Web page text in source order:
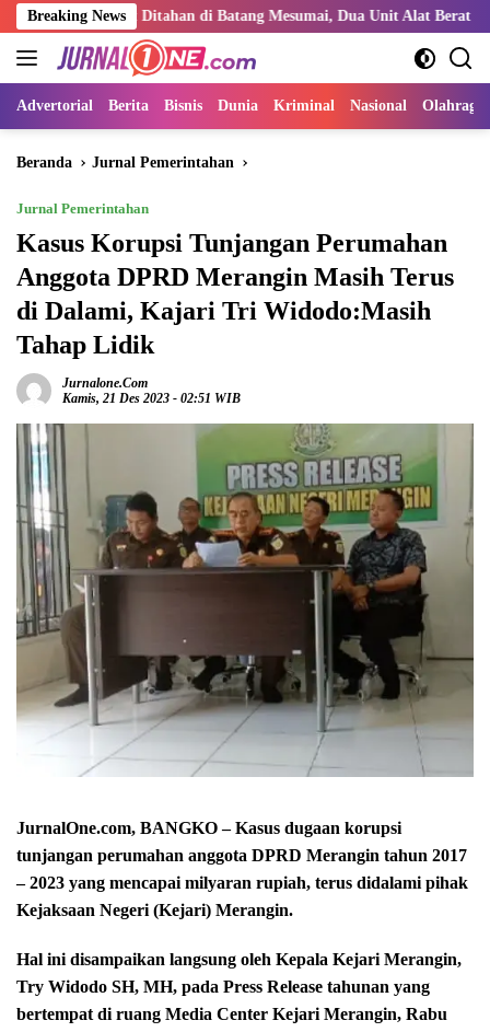
Langsung
ke
konten
Breaking News
Ditahan di Batang Mesumai, Dua Unit Alat Berat Kabarnya Milik
Advertorial Berita Bisnis Dunia Kriminal Nasional Olahraga
Beranda Jurnal Pemerintahan
Jurnal Pemerintahan
Kasus Korupsi Tunjangan Perumahan
Anggota DPRD Merangin Masih Terus
di Dalami, Kajari Tri Widodo:Masih
Tahap Lidik
Jurnalone.com
Kamis, 21 Des 2023 - 02:51 WIB
JurnalOne.com, BANGKO – Kasus dugaan korupsi
tunjangan perumahan anggota DPRD Merangin tahun 2017
– 2023 yang mencapai milyaran rupiah, terus didalami pihak
Kejaksaan Negeri (Kejari) Merangin.
Hal ini disampaikan langsung oleh Kepala Kejari Merangin,
Try Widodo SH, MH, pada Press Release tahunan yang
bertempat di ruang Media Center Kejari Merangin, Rabu